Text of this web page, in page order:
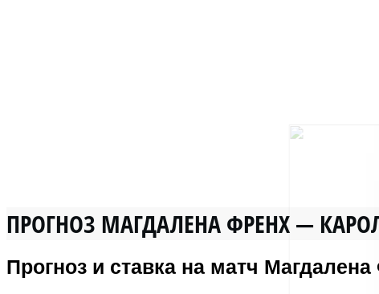
ПРОГНОЗ МАГДАЛЕНА ФРЕНХ —
Прогноз и ставка на матч